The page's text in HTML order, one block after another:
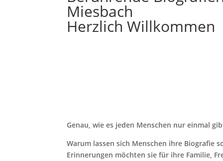
Miesbach
Herzlich Willkommen
Genau, wie es jeden Menschen nur einmal
Warum lassen sich Menschen ihre Biografie
Erinnerungen möchten sie für ihre Familie,